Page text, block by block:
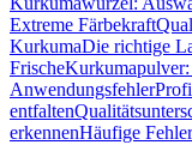
Extreme Färbekraft
KurkumaDie richtige
Frische
Anwendungsfehler
entfalten
erkennenHäufige